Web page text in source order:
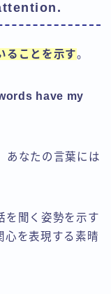
ることを示す。
have my
あなたの言葉には
を聞く姿勢を示す
心を表現する素晴